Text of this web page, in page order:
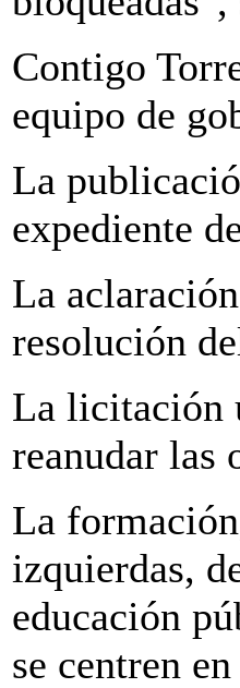
Contigo
equipo de
La
expediente
La
resolución
La licitación
reanudar las
La
izquierdas,
educación
se centren